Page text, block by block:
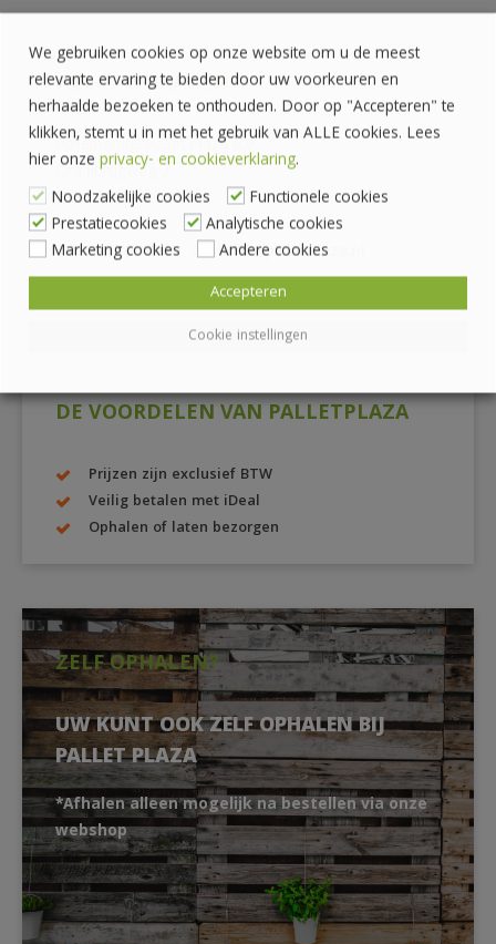
HEEFT U VRAGEN?
Pallethandel Pallet Plaza B.V.
Draaibrugweg 2
1332 AC Almere
036 760 4262 info@palletplaza.nl
DE VOORDELEN VAN PALLETPLAZA
Prijzen zijn exclusief BTW
Veilig betalen met iDeal
Ophalen of laten bezorgen
ZELF OPHALEN?
UW KUNT OOK ZELF OPHALEN BIJ
PALLET PLAZA
*Afhalen alleen mogelijk na bestellen via onze
webshop
We gebruiken cookies op onze website om u de meest
relevante ervaring te bieden door uw voorkeuren en
herhaalde bezoeken te onthouden. Door op "Accepteren" te
klikken, stemt u in met het gebruik van ALLE cookies. Lees
hier onze privacy- en cookieverklaring.
Noodzakelijke cookies
Functionele cookies
Prestatiecookies
Analytische cookies
Marketing cookies
Andere cookies
Cookie instellingen
Accepteren